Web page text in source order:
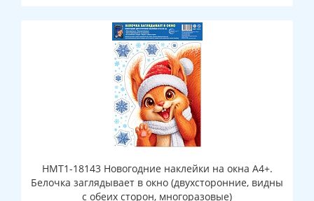
НМТ1-18143 Новогодние наклейки на окна А4+.
Белочка заглядывает в окно (двухсторонние, видны
с обеих сторон, многоразовые)